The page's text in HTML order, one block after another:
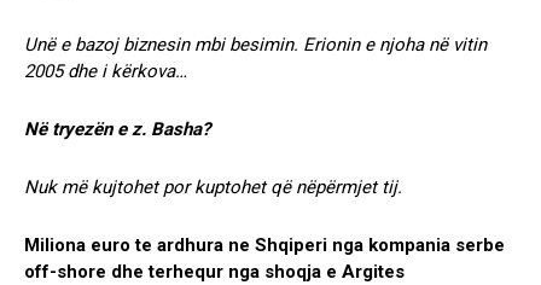
Unë e bazoj biznesin mbi besimin. Erionin e njoha në vitin
2005 dhe i kërkova…
Në tryezën e z. Basha?
Nuk më kujtohet por kuptohet që nëpërmjet tij.
Miliona euro te ardhura ne Shqiperi nga kompania serbe
off-shore dhe terhequr nga shoqja e Argites